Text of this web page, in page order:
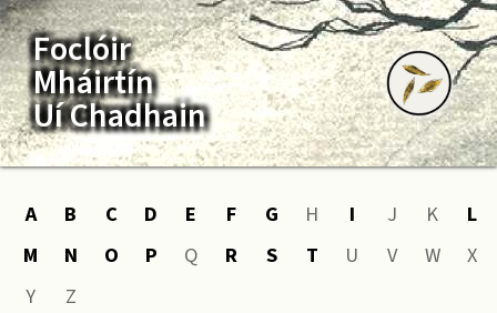
Foclóir
Mháirtín
Uí Chadhain
A B C D E F G H I J K
L
M
N O P Q R S T U V W
X
Y
Z